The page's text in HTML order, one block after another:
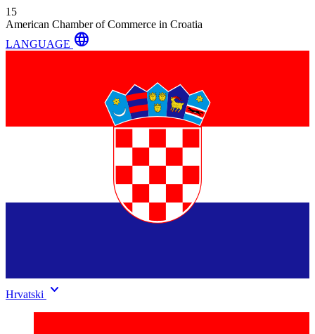
15
American Chamber of Commerce in Croatia
LANGUAGE language
Hrvatski keyboard_arrow_down